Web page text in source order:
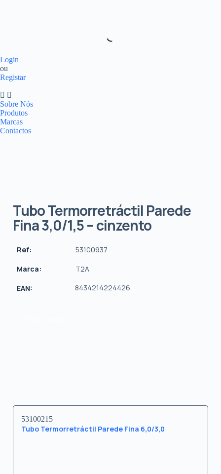
Login
ou
Registar
Sobre Nós
Produtos
Marcas
Contactos
Tubo Termorretráctil Parede
Fina 3,0/1,5 – cinzento
Ref: 53100937
Marca: T2A
EAN: 8434214224426
53100215
Tubo Termorretráctil Parede Fina 6,0/3,0